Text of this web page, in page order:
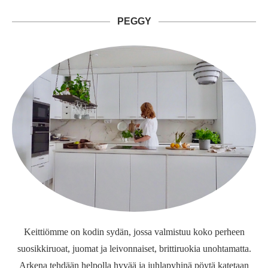
PEGGY
Keittiömme on kodin sydän, jossa valmistuu koko perheen
suosikkiruoat, juomat ja leivonnaiset, brittiruokia unohtamatta.
Arkena tehdään helpolla hyvää ja juhlapyhinä pöytä katetaan